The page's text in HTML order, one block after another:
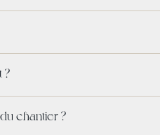
?
chantier ?